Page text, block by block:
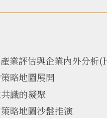
業評估與企業內外分析
略地圖展開
識的凝聚
略地圖沙盤推演